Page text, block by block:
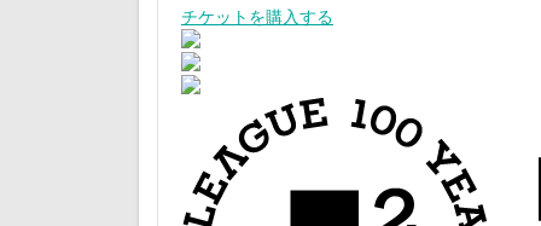
チケットを購入する